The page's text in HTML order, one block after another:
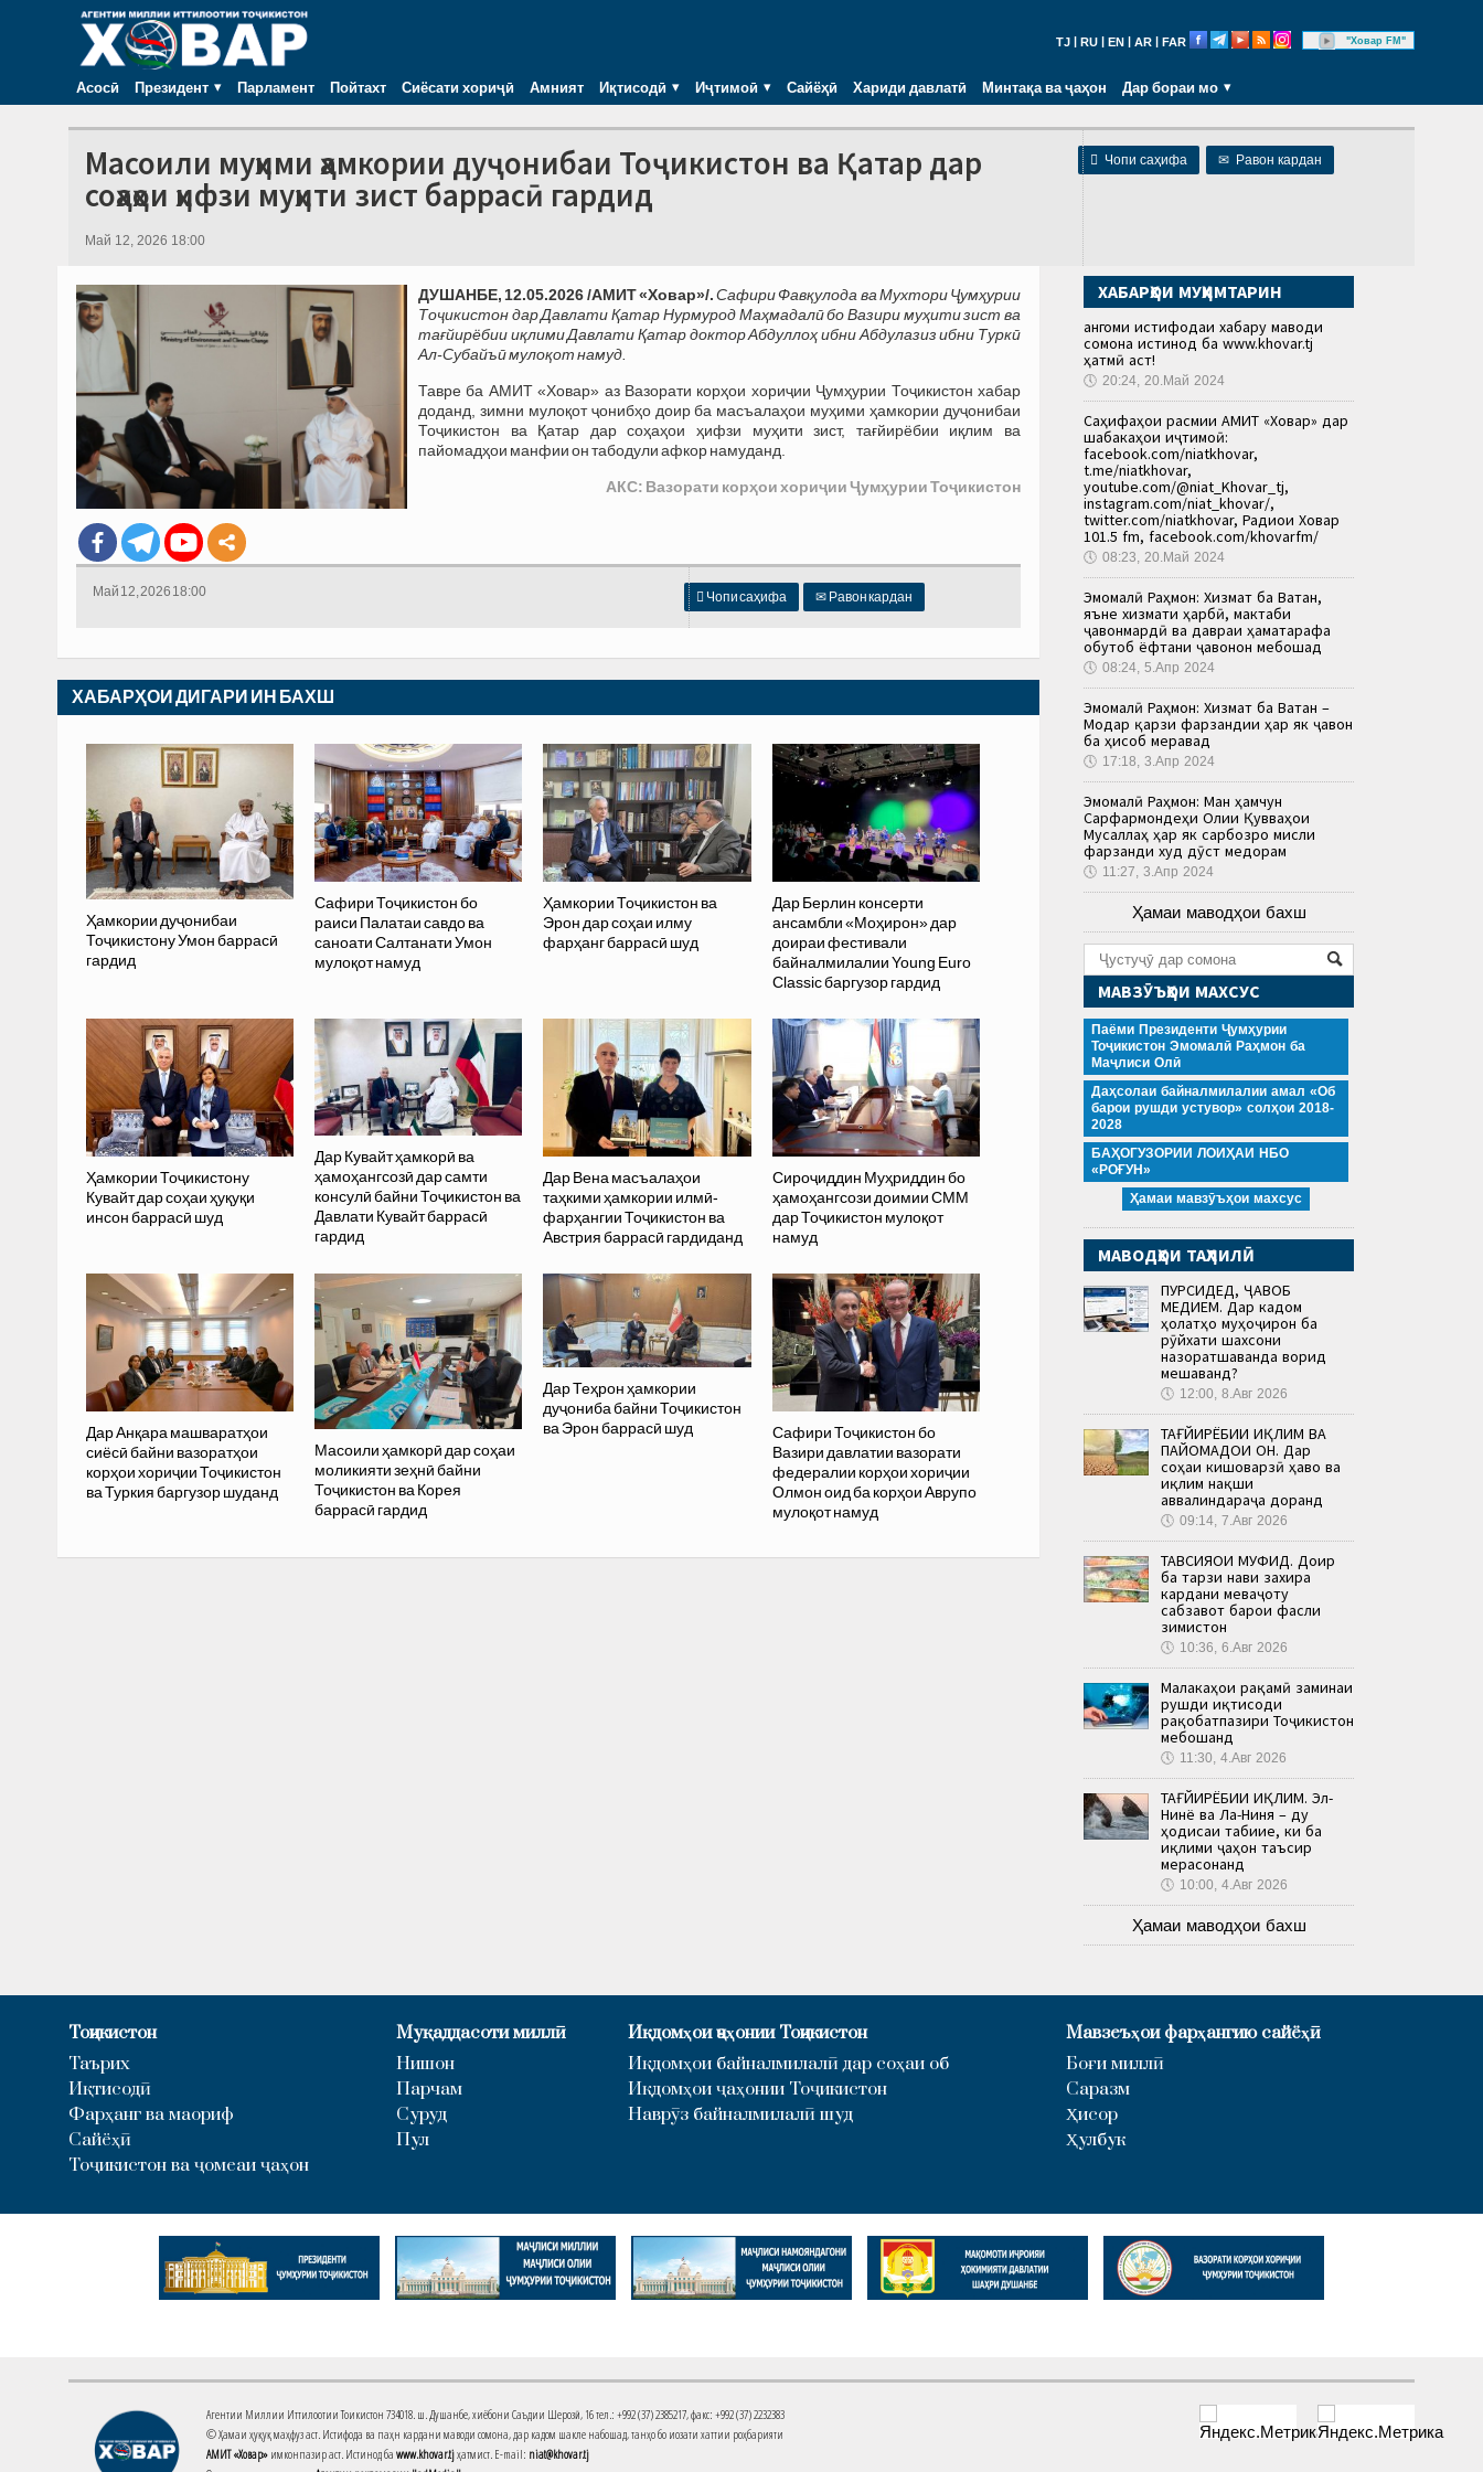
TJ RU EN AR FAR "Ховар FM"
Асосӣ Президент Парламент Пойтахт Сиёсати хориҷӣ Амният Иқтисодӣ Иҷтимоӣ Сайёҳӣ Хариди давлатӣ Минтақа ва ҷаҳон Дар бораи мо
 Чопи саҳифа ✉ Равон кардан
Масоили муҳими ҳамкории дуҷонибаи Тоҷикистон ва Қатар дар
соҳаҳои ҳифзи муҳити зист баррасӣ гардид
Май 12, 2026 18:00
ДУШАНБЕ, 12.05.2026 /АМИТ «Ховар»/.Сафири Фавқулода ва Мухтори Ҷумҳурии
Тоҷикистон дар Давлати Қатар Нурмурод Маҳмадалӣ бо Вазири муҳити зист ва
тағйирёбии иқлими Давлати Қатар доктор Абдуллоҳ ибни Абдулазиз ибни Туркӣ
Ал-Субайъӣ мулоқот намуд.
Тавре ба АМИТ «Ховар» аз Вазорати корҳои хориҷии Ҷумҳурии Тоҷикистон хабар
доданд, зимни мулоқот ҷонибҳо доир ба масъалаҳои муҳими ҳамкории дуҷонибаи
Тоҷикистон ва Қатар дар соҳаҳои ҳифзи муҳити зист, тағйирёбии иқлим ва
пайомадҳои манфии он табодули афкор намуданд.
АКС: Вазорати корҳои хориҷии Ҷумҳурии Тоҷикистон
 Чопи саҳифа ✉ Равон кардан
Май 12, 2026 18:00
ХАБАРҲОИ ДИГАРИ ИН БАХШ
Ҳамкории дуҷонибаи
Тоҷикистону Умон баррасӣ
гардид
Сафири Тоҷикистон бо
раиси Палатаи савдо ва
саноати Салтанати Умон
мулоқот намуд
Ҳамкории Тоҷикистон ва
Эрон дар соҳаи илму
фарҳанг баррасӣ шуд
Дар Берлин консерти
ансамбли «Моҳирон» дар
доираи фестивали
байналмилалии Young Euro
Classic баргузор гардид
Ҳамкории Тоҷикистону
Кувайт дар соҳаи ҳуқуқи
инсон баррасӣ шуд
Дар Кувайт ҳамкорӣ ва
ҳамоҳангсозӣ дар самти
консулӣ байни Тоҷикистон ва
Давлати Кувайт баррасӣ
гардид
Дар Вена масъалаҳои
таҳкими ҳамкории илмӣ-
фарҳангии Тоҷикистон ва
Австрия баррасӣ гардиданд
Сироҷиддин Муҳриддин бо
ҳамоҳангсози доимии СММ
дар Тоҷикистон мулоқот
намуд
Дар Анқара машваратҳои
сиёсӣ байни вазоратҳои
корҳои хориҷии Тоҷикистон
ва Туркия баргузор шуданд
Масоили ҳамкорӣ дар соҳаи
моликияти зеҳнӣ байни
Тоҷикистон ва Корея
баррасӣ гардид
Дар Теҳрон ҳамкории
дуҷониба байни Тоҷикистон
ва Эрон баррасӣ шуд
Сафири Тоҷикистон бо
Вазири давлатии вазорати
федералии корҳои хориҷии
Олмон оид ба корҳои Аврупо
мулоқот намуд
ХАБАРҲОИ МУҲИМТАРИН
Ҳангоми истифодаи хабару маводи
сомона истинод ба www.khovar.tj
ҳатмӣ аст!
🕔 20:24, 20.Май 2024
Саҳифаҳои расмии АМИТ «Ховар» дар
шабакаҳои иҷтимоӣ:
facebook.com/niatkhovar,
t.me/niatkhovar,
youtube.com/@niat_Khovar_tj,
instagram.com/niat_khovar/,
twitter.com/niatkhovar, Радиои Ховар
101.5 fm, facebook.com/khovarfm/
🕔 08:23, 20.Май 2024
Эмомалӣ Раҳмон: Хизмат ба Ватан,
яъне хизмати ҳарбӣ, мактаби
ҷавонмардӣ ва давраи ҳаматарафа
обутоб ёфтани ҷавонон мебошад
🕔 08:24, 5.Апр 2024
Эмомалӣ Раҳмон: Хизмат ба Ватан –
Модар қарзи фарзандии ҳар як ҷавон
ба ҳисоб меравад
🕔 17:18, 3.Апр 2024
Эмомалӣ Раҳмон: Ман ҳамчун
Сарфармондеҳи Олии Қувваҳои
Мусаллаҳ ҳар як сарбозро мисли
фарзанди худ дӯст медорам
🕔 11:27, 3.Апр 2024
Ҳамаи маводҳои бахш
МАВЗӮЪҲОИ МАХСУС
Паёми Президенти Ҷумҳурии
Тоҷикистон Эмомалӣ Раҳмон ба
Маҷлиси Олӣ
Даҳсолаи байналмилалии амал «Об
барои рушди устувор» солҳои 2018-
2028
БАҲОГУЗОРИИ ЛОИҲАИ НБО
«РОҒУН»
Ҳамаи мавзӯъҳои махсус
МАВОДҲОИ ТАҲЛИЛӢ
ПУРСИДЕД, ҶАВОБ
МЕДИҲЕМ. Дар кадом
ҳолатҳо муҳоҷирон ба
рӯйхати шахсони
назоратшаванда ворид
мешаванд?
🕔 12:00, 8.Авг 2026
ТАҒЙИРЁБИИ ИҚЛИМ ВА
ПАЙОМАДҲОИ ОН. Дар
соҳаи кишоварзӣ ҳаво ва
иқлим нақши
аввалиндараҷа доранд
🕔 09:14, 7.Авг 2026
ТАВСИЯҲОИ МУФИД. Доир
ба тарзи нави захира
кардани меваҷоту
сабзавот барои фасли
зимистон
🕔 10:36, 6.Авг 2026
Малакаҳои рақамӣ заминаи
рушди иқтисоди
рақобатпазири Тоҷикистон
мебошанд
🕔 11:30, 4.Авг 2026
ТАҒЙИРЁБИИ ИҚЛИМ. Эл-
Нинё ва Ла-Ниня – ду
ҳодисаи табиие, ки ба
иқлими ҷаҳон таъсир
мерасонанд
🕔 10:00, 4.Авг 2026
Ҳамаи маводҳои бахш
Тоҷикистон
Таърих
Иқтисодӣ
Фарҳанг ва маориф
Сайёҳӣ
Тоҷикистон ва ҷомеаи ҷаҳон
Муқаддасоти миллӣ
Нишон
Парчам
Суруд
Пул
Иқдомҳои ҷаҳонии Тоҷикистон
Иқдомҳои байналмилалӣ дар соҳаи об
Иқдомҳои ҷаҳонии Тоҷикистон
Наврӯз байналмилалӣ шуд
Мавзеъҳои фарҳангию сайёҳӣ
Боғи миллӣ
Саразм
Ҳисор
Ҳулбук
Агентии Миллии Иттилоотии Тоҷикистон 734018. ш. Душанбе, хиёбони Саъдии Шерозӣ, 16 тел.: +992 (37) 2385217, факс: +992 (37) 2232383
© Ҳамаи ҳуқуқ маҳфуз аст. Истифода ва паҳн кардани маводи сомона, дар кадом шакле набошад, танҳо бо иҷозати хаттии роҳбарияти
АМИТ «Ховар» имконпазир аст. Истинод ба www.khovar.tjҳатмист. E-mail: niat@khovar.tj